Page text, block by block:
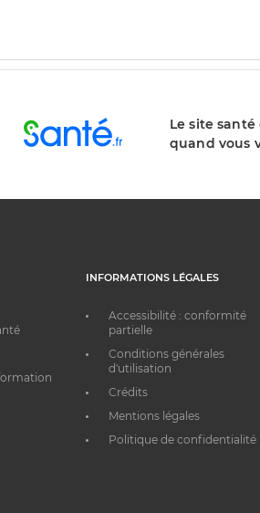
Le site
quand vous
INFORMATIONS LÉGALES
Accessibilité : conformité
partielle
Conditions générales
d'utilisation
Crédits
Mentions légales
Politique de confidentialité